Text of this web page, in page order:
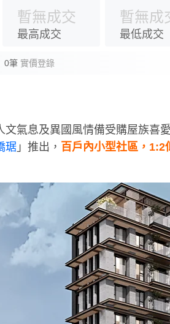
暫無成交
最高成交
暫無成
最低成交
0筆 實價登錄
文氣息及異國風情備受購屋族喜
琚 」推出， 百戶內小型社區，